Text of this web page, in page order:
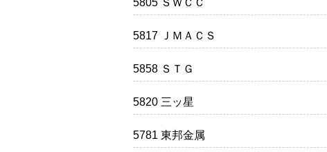
5805 ＳＷＣＣ
5817 ＪＭＡＣＳ
5858 ＳＴＧ
5820 三ッ星
5781 東邦金属